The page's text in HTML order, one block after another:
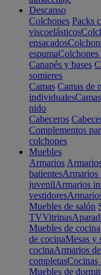
Descanso
Colchones Packs
viscoelásticos
ensacados
espumaColchones
Canapés y bases
somieres
Camas Camas de
individuales
nido
Cabeceros
Complementos
colchones
Muebles
Armarios
batientesArmarios
juvenilArmarios
vestidores
Muebles de salón
TVVitrinas
Muebles de cocina
de cocinaMesas y
cocinaArmarios
completasCocinas
Muebles de